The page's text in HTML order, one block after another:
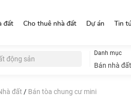
đất Cho thuê nhà đất Dự án Tin
Danh mục
Bán nhà đất
đất / Bán tòa chung cư mini